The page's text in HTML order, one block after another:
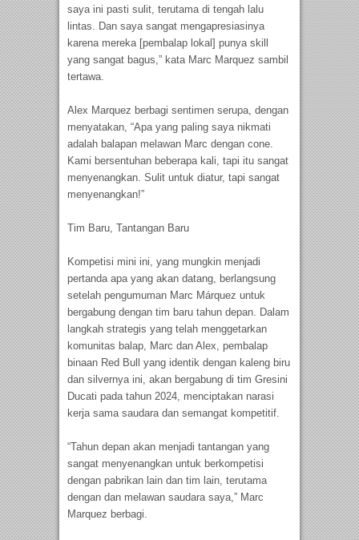
saya ini pasti sulit, terutama di tengah lalu
lintas. Dan saya sangat mengapresiasinya
karena mereka [pembalap lokal] punya skill
yang sangat bagus,” kata Marc Marquez sambil
tertawa.
Alex Marquez berbagi sentimen serupa, dengan
menyatakan, “Apa yang paling saya nikmati
adalah balapan melawan Marc dengan cone.
Kami bersentuhan beberapa kali, tapi itu sangat
menyenangkan. Sulit untuk diatur, tapi sangat
menyenangkan!”
Tim Baru, Tantangan Baru
Kompetisi mini ini, yang mungkin menjadi
pertanda apa yang akan datang, berlangsung
setelah pengumuman Marc Márquez untuk
bergabung dengan tim baru tahun depan. Dalam
langkah strategis yang telah menggetarkan
komunitas balap, Marc dan Alex, pembalap
binaan Red Bull yang identik dengan kaleng biru
dan silvernya ini, akan bergabung di tim Gresini
Ducati pada tahun 2024, menciptakan narasi
kerja sama saudara dan semangat kompetitif.
“Tahun depan akan menjadi tantangan yang
sangat menyenangkan untuk berkompetisi
dengan pabrikan lain dan tim lain, terutama
dengan dan melawan saudara saya,” Marc
Marquez berbagi.